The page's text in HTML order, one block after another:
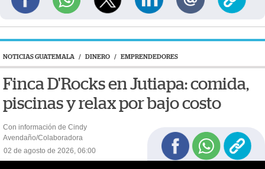
NOTICIAS GUATEMALA / DINERO / EMPRENDEDORES
Finca D'Rocks en Jutiapa: comida,
piscinas y relax por bajo costo
Con información de Cindy
Avendaño/Colaboradora
02 de agosto de 2026, 06:00